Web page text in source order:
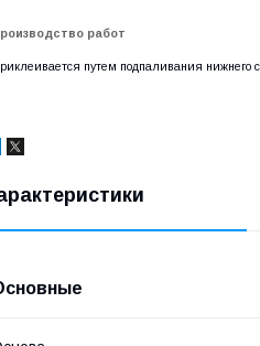
работ
путем подпаливания нижнего